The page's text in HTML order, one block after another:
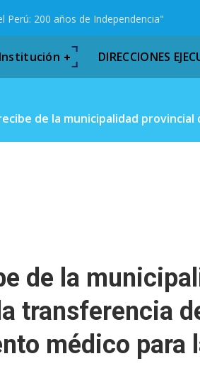
Perú: 200 años de Independencia"
Institución DIRECCIONES
recibe de la municipalidad
de la
transferencia
médico para